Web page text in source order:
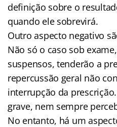
definição sobre o
quando ele sobrevirá.
Outro aspecto negativo
Não só o caso sob
suspensos, tenderão a
repercussão geral não
interrupção da
grave, nem sempre
No entanto, há um